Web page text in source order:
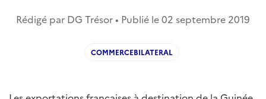
Rédigé par DG Trésor • Publié le02 septembre 2019
COMMERCEBILATERAL